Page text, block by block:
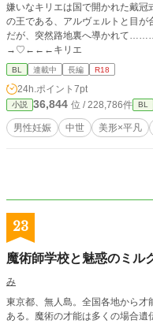
嫌いなキリエは国で開かれた戴
の王である、アルヴェルトと目
だが、突然路地裏へ導かれて………。 ラブメーター アルヴェルト
→♡←←←キリエ
BL 連載中 長編 R18
24h.ポイント 7pt
小説 36,844 位 / 228,786件 BL
男性妊娠 中世 美形×平凡
23
魔術師学校と魅惑のミル
み
東京都、無人島。全国各地から
ある。魔術の才能は多くの場合遺